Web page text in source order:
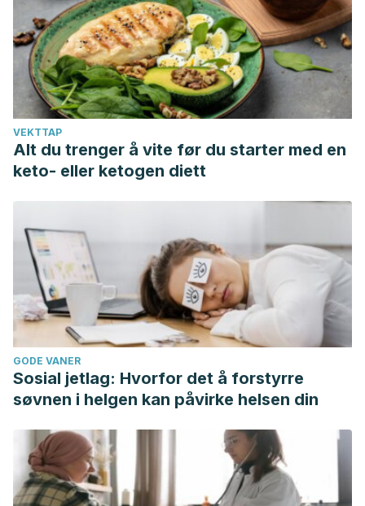
filtración rápida.
VEKTTAP
Alt du trenger å vite før du starter med en
keto- eller ketogen diett
GODE VANER
Sosial jetlag: Hvorfor det å forstyrre
søvnen i helgen kan påvirke helsen din